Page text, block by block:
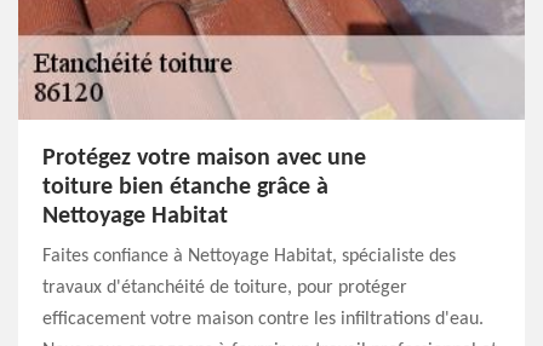
Protégez votre maison avec une
toiture bien étanche grâce à
Nettoyage Habitat
Faites confiance à Nettoyage Habitat, spécialiste des
travaux d'étanchéité de toiture, pour protéger
efficacement votre maison contre les infiltrations d'eau.